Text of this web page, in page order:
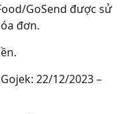
GoSend được sử
đơn.
22/12/2023 –